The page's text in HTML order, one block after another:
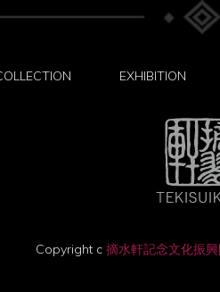
EXHIBITION
Copyright c 摘水軒記念文化振興